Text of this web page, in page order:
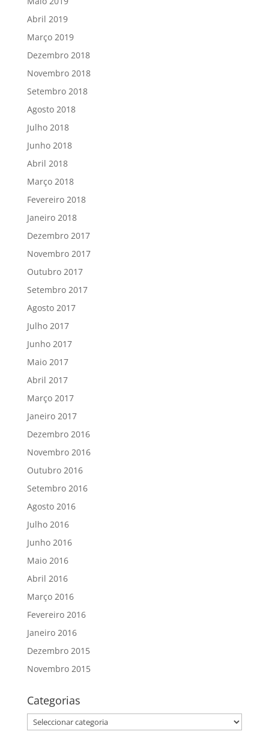
Abril 2019
Março 2019
Dezembro 2018
Novembro 2018
Setembro 2018
Agosto 2018
Julho 2018
Junho 2018
Abril 2018
Março 2018
Fevereiro 2018
Janeiro 2018
Dezembro 2017
Novembro 2017
Outubro 2017
Setembro 2017
Agosto 2017
Julho 2017
Junho 2017
Maio 2017
Abril 2017
Março 2017
Janeiro 2017
Dezembro 2016
Novembro 2016
Outubro 2016
Setembro 2016
Agosto 2016
Julho 2016
Junho 2016
Maio 2016
Abril 2016
Março 2016
Fevereiro 2016
Janeiro 2016
Dezembro 2015
Novembro 2015
Categorias
Categorias